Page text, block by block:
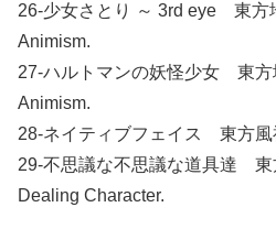
26-少女さとり ～ 3rd eye 東方
Animism.
27-ハルトマンの妖怪少女 東
Animism.
28-ネイティブフェイス 東方風
29-不思議な不思議な道具達 東
Dealing Character.